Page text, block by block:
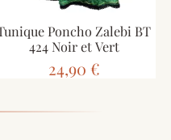
Poncho Zalebi BT
424 Noir et Vert
24,90 €